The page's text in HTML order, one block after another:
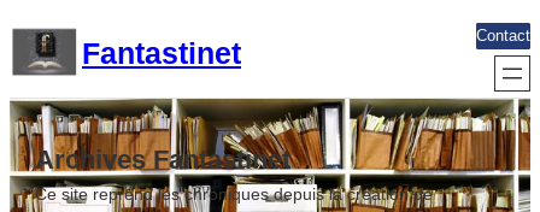
contenu
Fantastinet
Contact
Archives Fantastinet
Ce site reprend les chroniques depuis la création de